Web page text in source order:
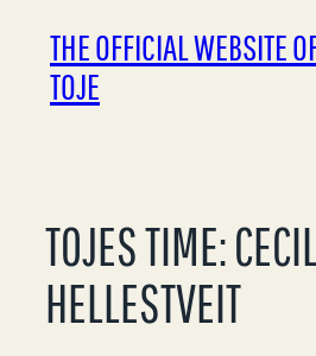
THE OFFICIAL WEBSITE
TOJE
TOJES TIME:
HELLESTVEIT